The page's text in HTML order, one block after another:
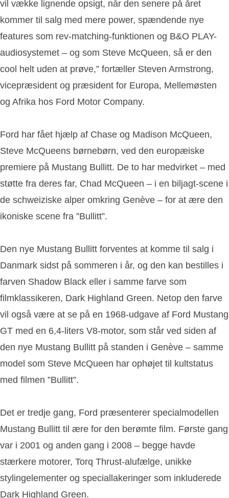
vil vække lignende opsigt, når den senere på året
kommer til salg med mere power, spændende nye
features som rev-matching-funktionen og B&O PLAY-
audiosystemet – og som Steve McQueen, så er den
cool helt uden at prøve,” fortæller Steven Armstrong,
vicepræsident og præsident for Europa, Mellemøsten
og Afrika hos Ford Motor Company.
Ford har fået hjælp af Chase og Madison McQueen,
Steve McQueens børnebørn, ved den europæiske
premiere på Mustang Bullitt. De to har medvirket – med
støtte fra deres far, Chad McQueen – i en biljagt-scene i
de schweiziske alper omkring Genève – for at ære den
ikoniske scene fra ”Bullitt”.
Den nye Mustang Bullitt forventes at komme til salg i
Danmark sidst på sommeren i år, og den kan bestilles i
farven Shadow Black eller i samme farve som
filmklassikeren, Dark Highland Green. Netop den farve
vil også være at se på en 1968-udgave af Ford Mustang
GT med en 6,4-liters V8-motor, som står ved siden af
den nye Mustang Bullitt på standen i Genève – samme
model som Steve McQueen har ophøjet til kultstatus
med filmen ”Bullitt”.
Det er tredje gang, Ford præsenterer specialmodellen
Mustang Bullitt til ære for den berømte film. Første gang
var i 2001 og anden gang i 2008 – begge havde
stærkere motorer, Torq Thrust-alufælge, unikke
stylingelementer og speciallakeringer som inkluderede
Dark Highland Green.